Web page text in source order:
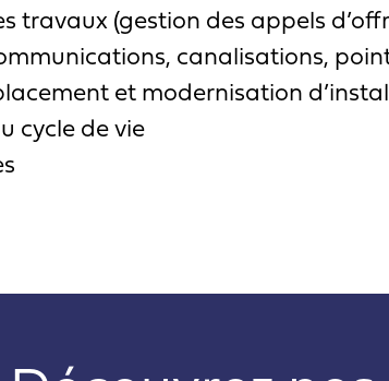
travaux (gestion des appels
canalisations,
et modernisation
cycle de vie